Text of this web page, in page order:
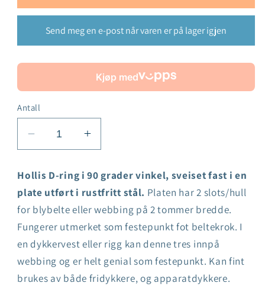
Send meg en e-post når varen er på lager igjen
Kjøp med
Antall
Senk
antallet
for
Hollis
D-
ring
blystopper
,
90
grader
Øk
antallet
Hollis
D-
ring
blystopper
,
grader
Hollis D-ring i 90 grader vinkel, sveiset fast i en
plate utført i rustfritt stål. Platen har 2 slots/hull
for blybelte eller webbing på 2 tommer bredde.
Fungerer utmerket som festepunkt fot beltekrok. I
en dykkervest eller rigg kan denne tres innpå
webbing og er helt genial som festepunkt. Kan fint
brukes av både fridykkere, og apparatdykkere.